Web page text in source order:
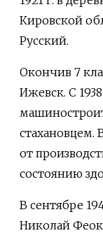
Кировской
Русский.
Окончив 7
Ижевск. С
стахановцем.
от
состоянию
В сентябре
Николай